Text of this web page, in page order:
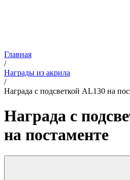
Главная
/
Награды из акрила
/
Награда с подсветкой AL130 на
Награда с
на постаменте